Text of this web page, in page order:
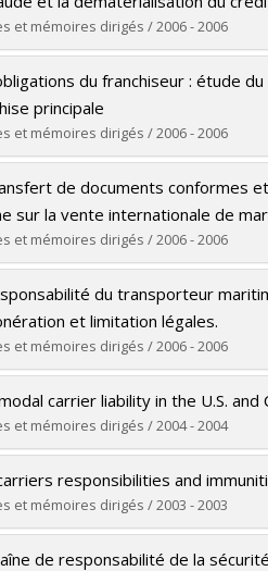
: Maîtrise
obtenu :LL. M.
le document dans Papyrus
et mémoires dirigés / 2006 - 2006
:Rakotonanahary, Salohy
:Maîtrise
obtenu :LL. M.
le document dans Papyrus
du franchiseur : étude
principale
et mémoires dirigés / 2006 - 2006
:Mrabet, Zoubeir
: Maîtrise
obtenu :LL. M.
le document dans Papyrus
de documents conformes
sur la vente internationale de
et mémoires dirigés / 2006 - 2006
:Darankoum, Emmanuel
:Doctorat
obtenu :LL. D.
le document dans Papyrus
du transporteur
et limitation légales.
et mémoires dirigés / 2006 - 2006
:Adil, Hind
: Maîtrise
obtenu :LL. M.
le document dans Papyrus
carrier liability in the U.S.
et mémoires dirigés / 2004 - 2004
:Katsivela, Maria-Eleftheria
: Doctorat
obtenu :LL. D.
le document dans Papyrus
responsibilities and
et mémoires dirigés / 2003 - 2003
:Benrnoha, Mathilde
de responsabilité de la